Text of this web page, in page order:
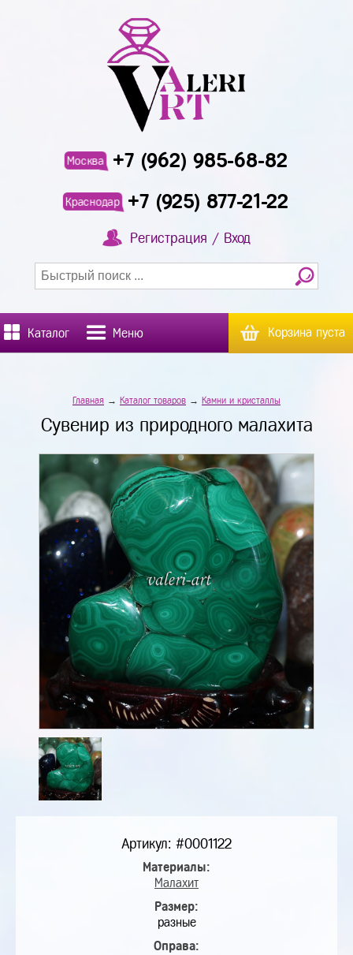
Москва +7 (962) 985-68-82
Краснодар +7 (925) 877-21-22
Регистрация / Вход
Каталог Меню Корзина пуста
Главная → Каталог товаров → Камни и кристаллы
Сувенир из природного малахита
Артикул: #0001122
Материалы:
Малахит
Размер:
разные
Оправа: